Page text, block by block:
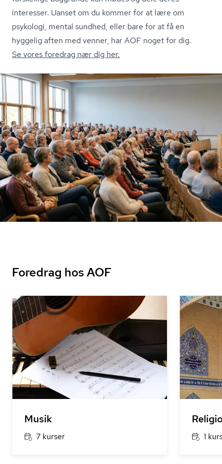
interesser. Uanset om du kommer for at lære om
psykologi, mental sundhed, eller bare for at få en
hyggelig aften med venner, har AOF noget for dig.
Se vores foredrag nær dig her.
Foredrag hos AOF
Musik
7 kurser 1